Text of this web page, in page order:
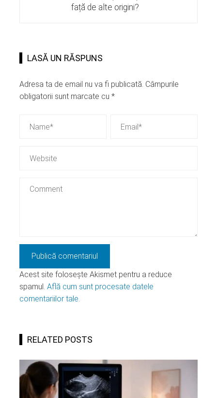
față de alte origini?
LASĂ UN RĂSPUNS
Adresa ta de email nu va fi publicată. Câmpurile
obligatorii sunt marcate cu *
Acest site folosește Akismet pentru a reduce
spamul. Află cum sunt procesate datele
comentariilor tale.
RELATED POSTS